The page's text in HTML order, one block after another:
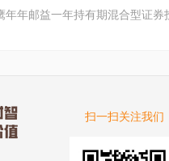
年邮益一年持有期混合型证
扫一扫关注我们